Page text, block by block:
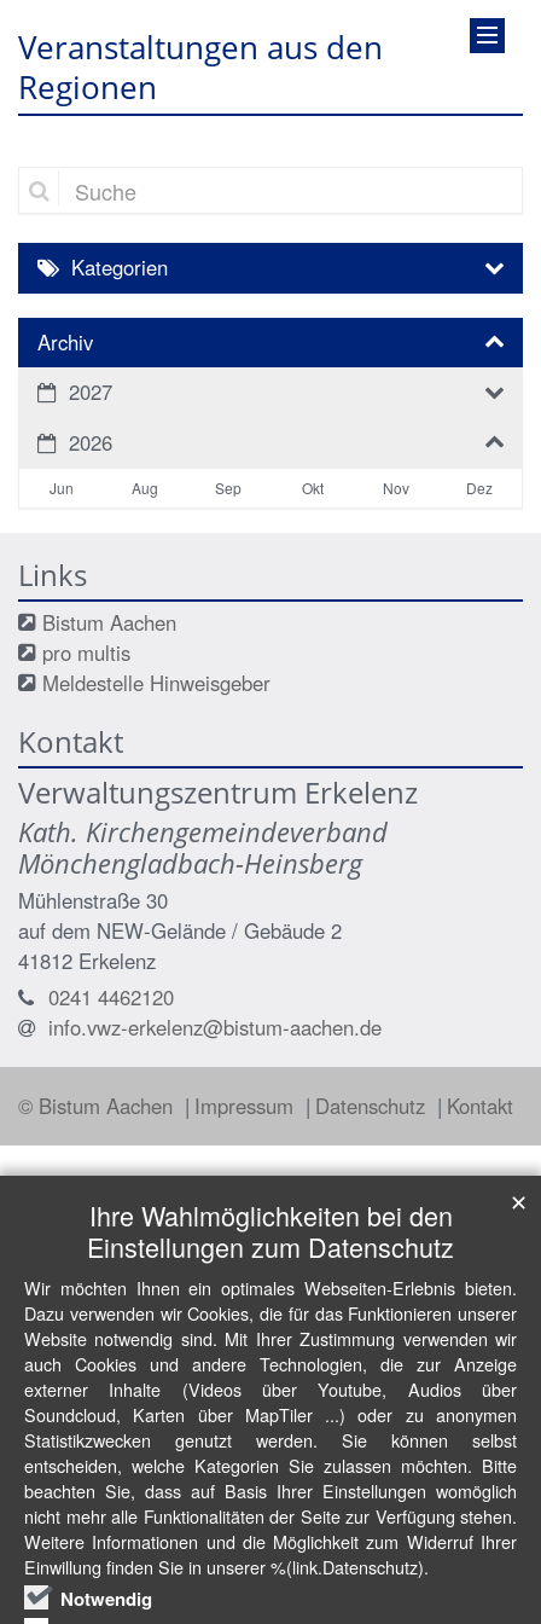
Veranstaltungen aus den
Regionen
Suche
Kategorien
Archiv
2027
2026
Jun Aug Sep Okt Nov Dez
Links
Bistum Aachen
pro multis
Meldestelle Hinweisgeber
Kontakt
Verwaltungszentrum Erkelenz
Kath. Kirchengemeindeverband
Mönchengladbach-Heinsberg
Mühlenstraße 30
auf dem NEW-Gelände / Gebäude 2
41812 Erkelenz
0241 4462120
info.vwz-erkelenz@bistum-aachen.de
© Bistum Aachen Impressum Datenschutz Kontakt
Ihre Wahlmöglichkeiten bei den
Einstellungen zum Datenschutz
Wir möchten Ihnen ein optimales Webseiten-Erlebnis bieten.
Dazu verwenden wir Cookies, die für das Funktionieren unserer
Website notwendig sind. Mit Ihrer Zustimmung verwenden wir
auch Cookies und andere Technologien, die zur Anzeige
externer Inhalte (Videos über Youtube, Audios über
Soundcloud, Karten über MapTiler ...) oder zu anonymen
Statistikzwecken genutzt werden. Sie können selbst
entscheiden, welche Kategorien Sie zulassen möchten. Bitte
beachten Sie, dass auf Basis Ihrer Einstellungen womöglich
nicht mehr alle Funktionalitäten der Seite zur Verfügung stehen.
Weitere Informationen und die Möglichkeit zum Widerruf Ihrer
Einwillung finden Sie in unserer %(link.Datenschutz).
Notwendig
✕